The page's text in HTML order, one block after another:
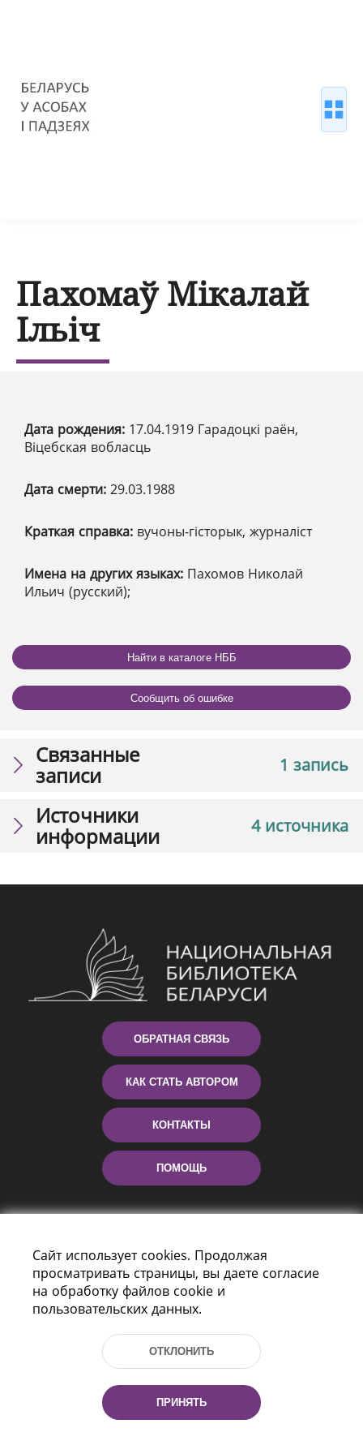
Пахомаў Мікалай
Ільіч
Дата рождения: 17.04.1919 Гарадоцкі раён,
Віцебская вобласць
Дата смерти: 29.03.1988
Краткая справка: вучоны-гісторык, журналіст
Имена на других языках: Пахомов Николай
Ильич (русский);
Найти в каталоге НББ
Сообщить об ошибке
1 запись
Связанные
записи
4 источника
Источники
информации
ОБРАТНАЯ СВЯЗЬ
КАК СТАТЬ АВТОРОМ
КОНТАКТЫ
ПОМОЩЬ
г. Минск, Республика Беларусь, 220114
Тел.: (+375 17) 368 37 37, Факс: (+375 17)
Эл. почта: inbox@nlb.by
Сайт использует cookies. Продолжая
просматривать страницы, вы даете согласие
на обработку файлов cookie и
пользовательских данных.
ОТКЛОНИТЬ
ПРИНЯТЬ